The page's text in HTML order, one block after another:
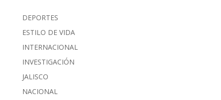
DEPORTES
ESTILO DE VIDA
INTERNACIONAL
INVESTIGACIÓN
JALISCO
NACIONAL